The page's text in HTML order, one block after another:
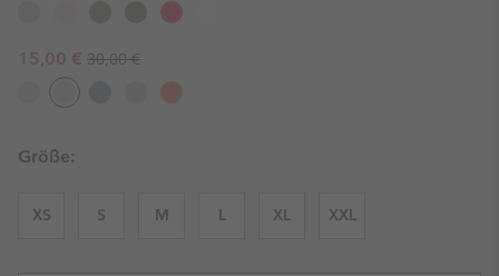
Sale price:
15,00 € Regular price:
30,00 €
Größe:
XS S M L XL XXL